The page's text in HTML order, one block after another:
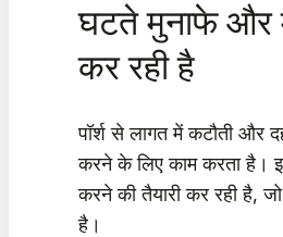
घटते मुनाफे और
कर रही है
पॉर्श से लागत में कटौती और
करने के लिए काम करता है।
करने की तैयारी कर रही है,
है।